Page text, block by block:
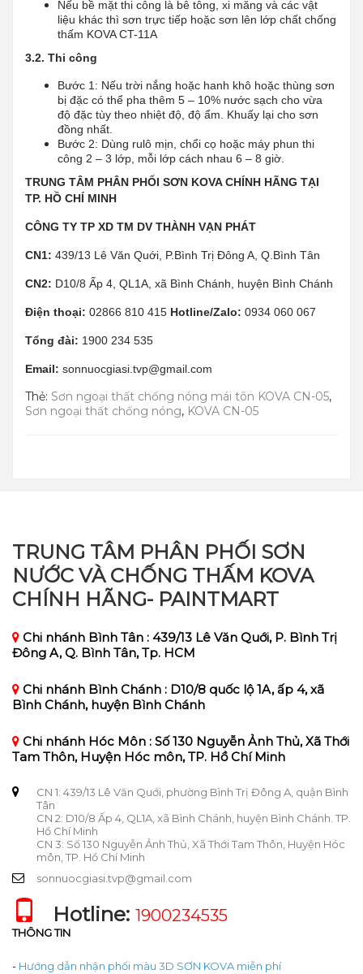
Nếu bề mặt thi công là bê tông, xi măng và các vật
liệu khác thì sơn trực tiếp hoặc sơn lên lớp chất chống
thấm KOVA CT-11A
3.2. Thi công
Bước 1: Nếu trời nắng hoặc hanh khô hoặc thùng sơn
bị đặc có thể pha thêm 5 – 10% nước sạch cho vừa
độ đặc tùy theo nhiệt độ, độ ẩm. Khuấy lại cho sơn
đồng nhất.
Bước 2: Dùng rulô mịn, chổi cọ hoặc máy phun thi
công 2 – 3 lớp, mỗi lớp cách nhau 6 – 8 giờ.
TRUNG TÂM PHÂN PHỐI SƠN KOVA CHÍNH HÃNG TẠI
TP. HỒ CHÍ MINH
CÔNG TY TP XD TM DV THÀNH VẠN PHÁT
CN1: 439/13 Lê Văn Quới, P.Bình Trị Đông A, Q.Bình Tân
CN2: D10/8 Ấp 4, QL1A, xã Bình Chánh, huyện Bình Chánh
Điện thoại: 02866 810 415 Hotline/Zalo: 0934 060 067
Tổng đài: 1900 234 535
Email: sonnuocgiasi.tvp@gmail.com
Thẻ: Sơn ngoại thất chống nóng mái tôn KOVA CN-05,
Sơn ngoại thất chống nóng, KOVA CN-05
TRUNG TÂM PHÂN PHỐI SƠN
NƯỚC VÀ CHỐNG THẤM KOVA
CHÍNH HÃNG- PAINTMART
Chi nhánh Bình Tân : 439/13 Lê Văn Quới, P. Bình Trị
Đông A, Q. Bình Tân, Tp. HCM
Chi nhánh Bình Chánh : D10/8 quốc lộ 1A, ấp 4, xã
Bình Chánh, huyện Bình Chánh
Chi nhánh Hóc Môn : Số 130 Nguyễn Ảnh Thủ, Xã Thới
Tam Thôn, Huyện Hóc môn, TP. Hồ Chí Minh
CN 1: 439/13 Lê Văn Quới, phường Bình Trị Đông A, quận Bình
Tân
CN 2: D10/8 Ấp 4, QL1A, xã Bình Chánh, huyện Bình Chánh. TP.
Hồ Chí Minh
CN 3: Số 130 Nguyễn Ảnh Thủ, Xã Thới Tam Thôn, Huyện Hóc
môn, TP. Hồ Chí Minh
sonnuocgiasi.tvp@gmail.com
Hotline: 1900234535
THÔNG TIN
- Hướng dẫn nhận phối màu 3D SƠN KOVA miễn phí